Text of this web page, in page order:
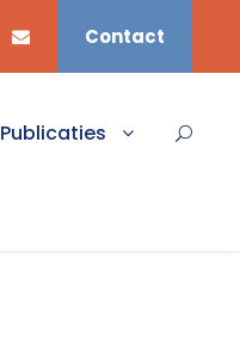
Contact
Publicaties